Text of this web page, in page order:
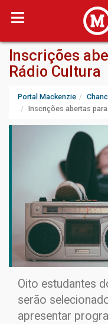
Inscrições
Rádio Cultura
Portal Mackenzie
Inscrições abertas
Oito estudantes
serão
apresentar